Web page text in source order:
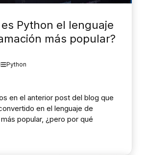
Python el lenguaje
más popular?
Python
en el anterior post del blog que
en el lenguaje de
popular, ¿pero por qué